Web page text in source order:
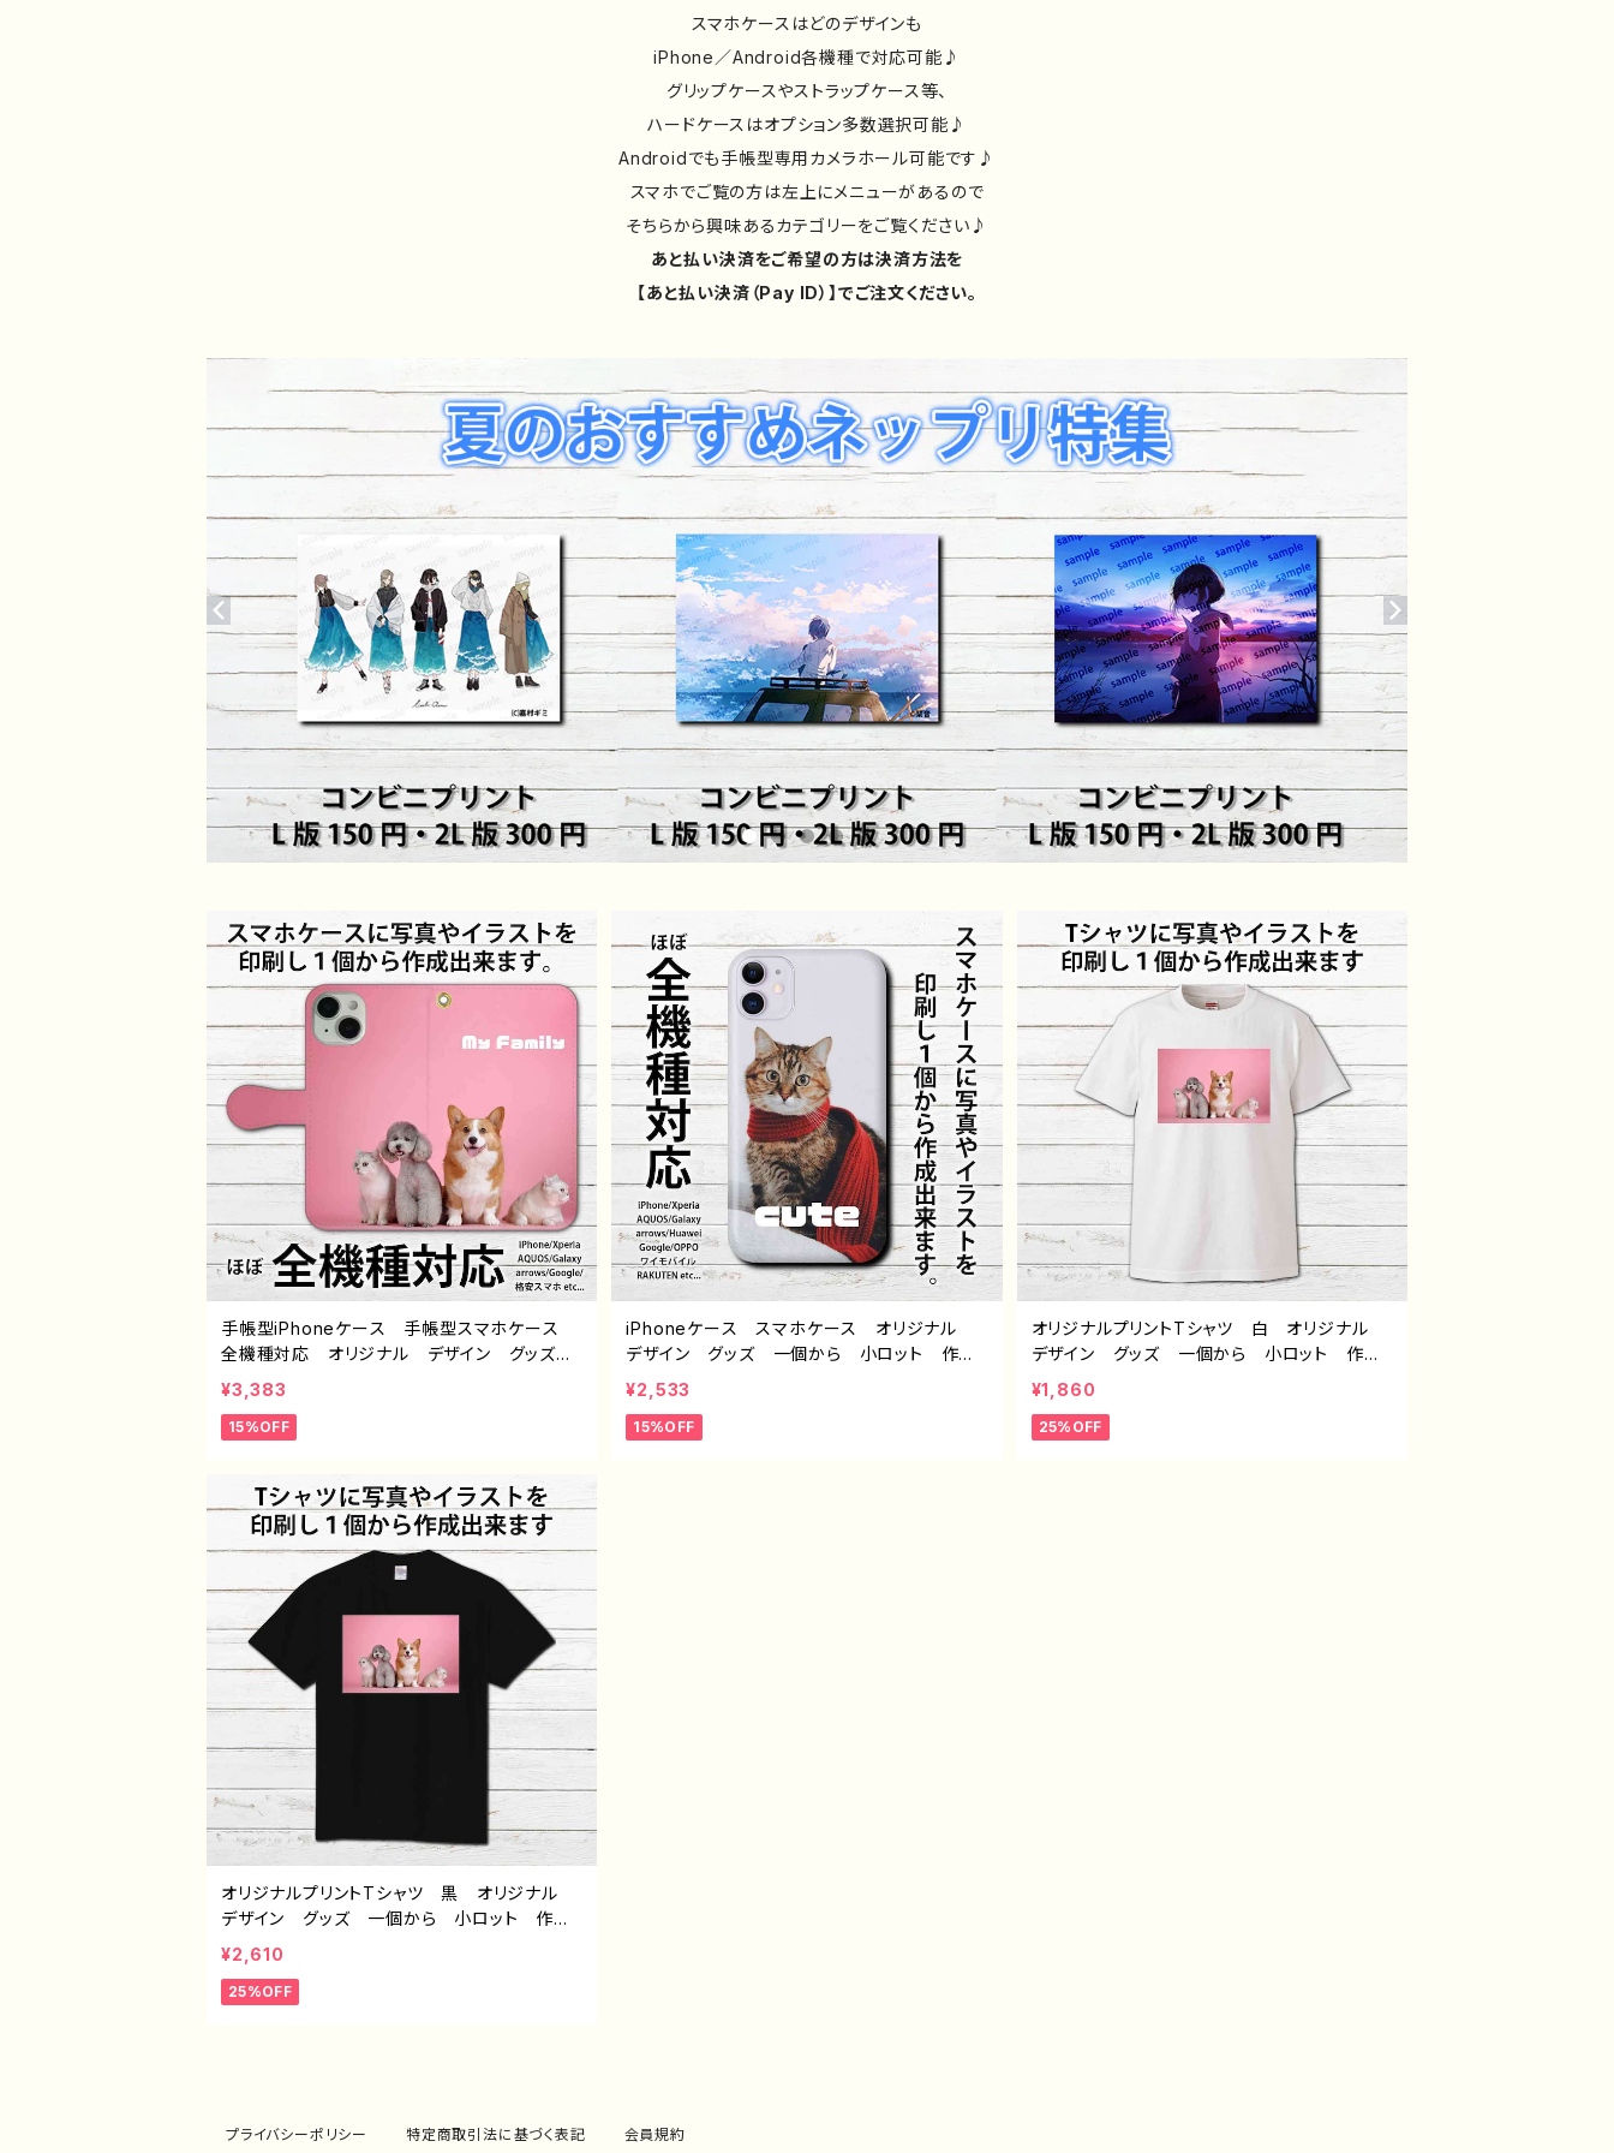
スマホケースはどのデザインも
iPhone／Android各機種で対応可能♪
グリップケースやストラップケース等、
ハードケースはオプション多数選択可能♪
Androidでも手帳型専用カメラホール可能です♪
スマホでご覧の方は左上にメニューがあるので
そちらから興味あるカテゴリーをご覧ください♪
あと払い決済をご希望の方は決済方法を
【あと払い決済（Pay ID）】でご注文ください。
手帳型iPhoneケース 手帳型スマホケース
全機種対応 オリジナル デザイン グッズ
一個から 小ロット 作成 制作 おすすめ
おしゃれ 安い 写真 印刷 フォトオリジナ
ル デザイン グッズ 人気 同人オリジナ
¥3,383
15%OFF
iPhoneケース スマホケース オリジナル
デザイン グッズ 一個から 小ロット 作
成 制作 おすすめ おしゃれ 安い 写真
印刷 フォトオリジナル デザイン グッズ 人
気 同人オリジナル デザイン グッズ イラ
¥2,533
15%OFF
オリジナルプリントTシャツ 白 オリジナル
デザイン グッズ 一個から 小ロット 作
成 制作 おすすめ おしゃれ 安い 写真
印刷 フォトオリジナル デザイン グッズ 人
気 同人オリジナル デザイン グッズ イラ
¥1,860
25%OFF
オリジナルプリントTシャツ 黒 オリジナル
デザイン グッズ 一個から 小ロット 作
成 制作 おすすめ おしゃれ 安い 写真
印刷 フォトオリジナル デザイン グッズ 人
気 同人オリジナル デザイン グッズ イラ
¥2,610
25%OFF
プライバシーポリシー 特定商取引法に基づく表記 会員規約